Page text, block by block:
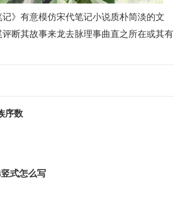
》有意模仿宋代笔记小说质朴简淡的文
断其故事来龙去脉理事曲直之所在或其有
序数
式怎么写